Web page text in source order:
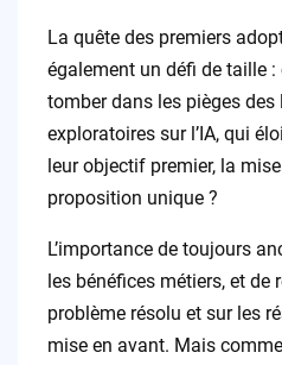
La quête des premiers
également un défi de taille
tomber dans les pièges
exploratoires sur l’IA, qui
leur objectif premier, la
proposition unique ?
L’importance de toujours
les bénéfices métiers, et de
problème résolu et sur les
mise en avant. Mais